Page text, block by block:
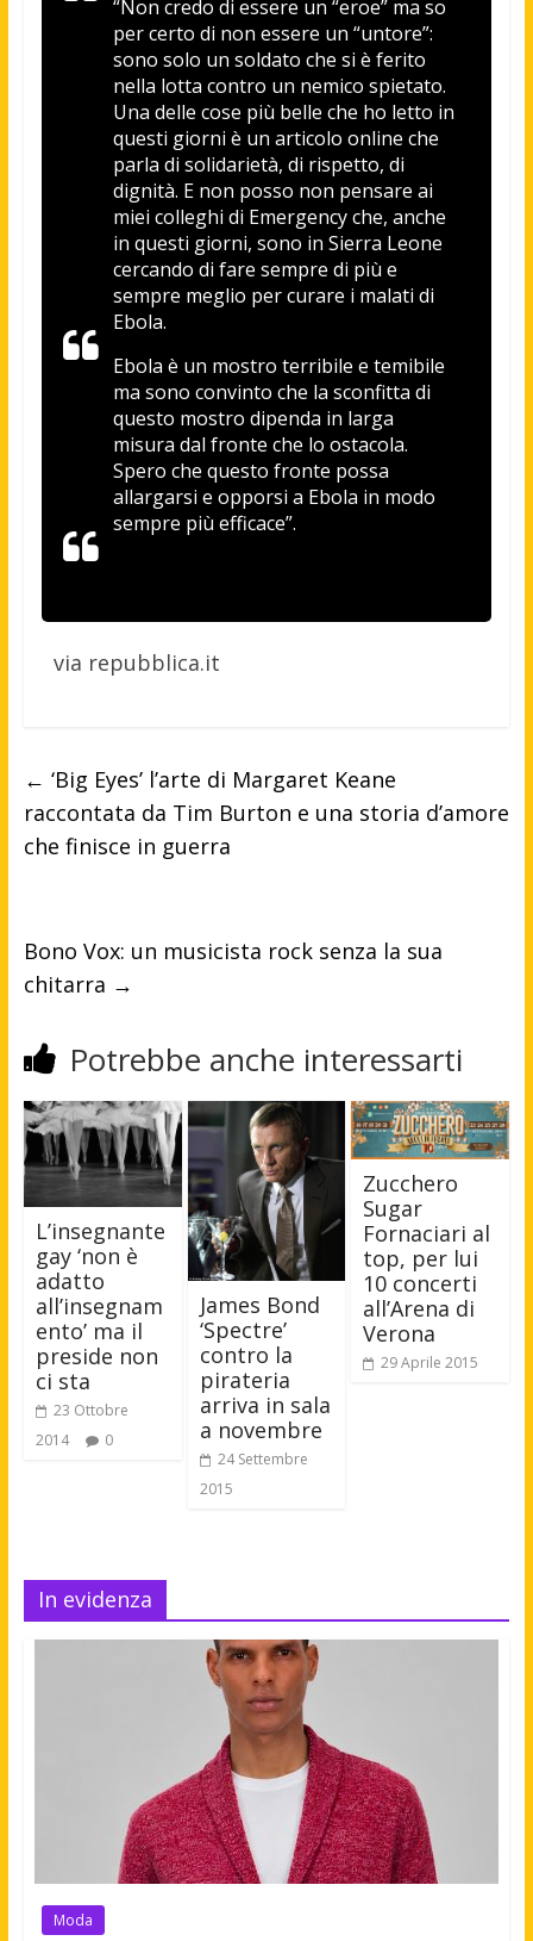
“Non credo di essere un “eroe” ma so
per certo di non essere un “untore”:
sono solo un soldato che si è ferito
nella lotta contro un nemico spietato.
Una delle cose più belle che ho letto in
questi giorni è un articolo online che
parla di solidarietà, di rispetto, di
dignità. E non posso non pensare ai
miei colleghi di Emergency che, anche
in questi giorni, sono in Sierra Leone
cercando di fare sempre di più e
sempre meglio per curare i malati di
Ebola.
Ebola è un mostro terribile e temibile
ma sono convinto che la sconfitta di
questo mostro dipenda in larga
misura dal fronte che lo ostacola.
Spero che questo fronte possa
allargarsi e opporsi a Ebola in modo
sempre più efficace”.
via repubblica.it
← ‘Big Eyes’ l’arte di Margaret Keane
raccontata da Tim Burton e una storia d’amore
che finisce in guerra
Bono Vox: un musicista rock senza la sua
chitarra →
Potrebbe anche interessarti
L’insegnante
gay ‘non è
adatto
all’insegnam
ento’ ma il
preside non
ci sta
23 Ottobre
2014
0
James Bond
‘Spectre’
contro la
pirateria
arriva in sala
a novembre
24 Settembre
2015
Zucchero
Sugar
Fornaciari al
top, per lui
10 concerti
all’Arena di
Verona
29 Aprile 2015
In evidenza
Moda